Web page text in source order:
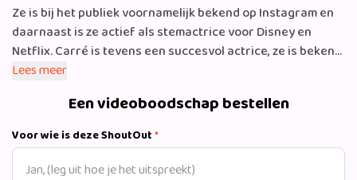
Ze is bij het publiek voornamelijk bekend op Instagram en
daarnaast is ze actief als stemactrice voor Disney en
Netflix. Carré is tevens een succesvol actrice, ze is bekend
van haar rol als Jaylee in de populaire serie Vakkenvullers
Lees meer
Een videoboodschap bestellen
Voor wie is deze ShoutOut*